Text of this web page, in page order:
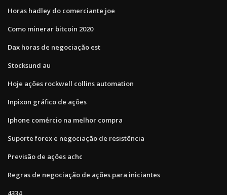
Horas hadley do comerciante joe
Como minerar bitcoin 2020
Dax horas de negociação est
Stocksund au
Hoje ações rockwell collins automation
Inpixon gráfico de ações
Iphone comércio na melhor compra
Suporte forex e negociação de resistência
Previsão de ações achc
Regras de negociação de ações para iniciantes
4334